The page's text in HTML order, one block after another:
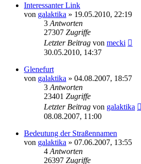
Interessanter Link
von galaktika » 19.05.2010, 22:19
3 Antworten
27307 Zugriffe
Letzter Beitrag von mecki
30.05.2010, 14:37
Glenefurt
von galaktika » 04.08.2007, 18:57
3 Antworten
23401 Zugriffe
Letzter Beitrag von galaktika
08.08.2007, 11:00
Bedeutung der Straßennamen
von galaktika » 07.06.2007, 13:55
4 Antworten
26397 Zugriffe